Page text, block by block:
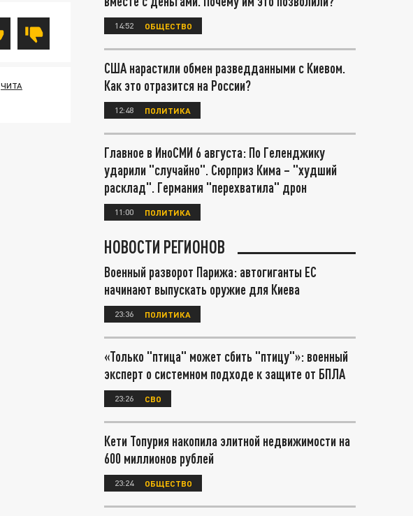
ЧИТА
14:52 ОБЩЕСТВО
США нарастили обмен разведданными с Киевом.
Как это отразится на России?
12:48 ПОЛИТИКА
Главное в ИноСМИ 6 августа: По Геленджику
ударили "случайно". Сюрприз Кима – "худший
расклад". Германия "перехватила" дрон
11:00 ПОЛИТИКА
НОВОСТИ РЕГИОНОВ
Военный разворот Парижа: автогиганты ЕС
начинают выпускать оружие для Киева
23:36 ПОЛИТИКА
«Только "птица" может сбить "птицу"»: военный
эксперт о системном подходе к защите от БПЛА
23:26 СВО
Кети Топурия накопила элитной недвижимости на
600 миллионов рублей
23:24 ОБЩЕСТВО